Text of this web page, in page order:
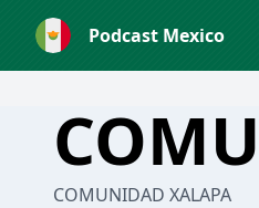
Podcast Mexico
COMUNIDAD XALAPA